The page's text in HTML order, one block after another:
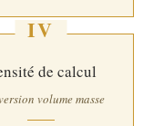
IV
de calcul
volume masse